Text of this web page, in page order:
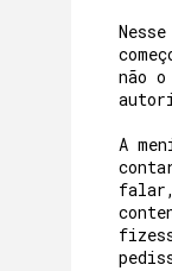
não
A
falar,